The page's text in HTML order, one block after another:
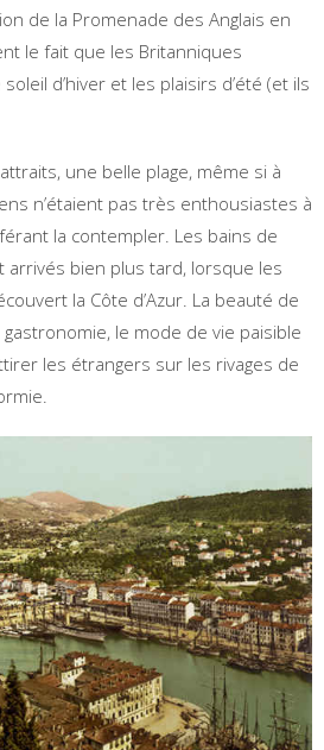
de la Promenade des Anglais en
le fait que les Britanniques
d’hiver et les plaisirs d’été (et ils
une belle plage, même si à
n’étaient pas très enthousiastes à
la contempler. Les bains de
arrivés bien plus tard, lorsque les
la Côte d’Azur. La beauté de
gastronomie, le mode de vie paisible
les étrangers sur les rivages de